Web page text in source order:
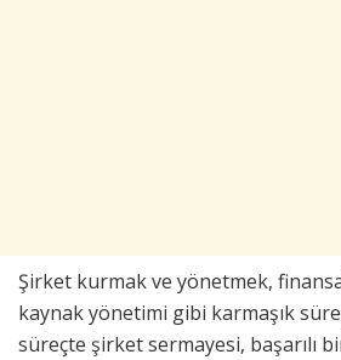
Şirket kurmak ve yönetmek,
kaynak yönetimi gibi karmaşık
süreçte şirket sermayesi, başarılı